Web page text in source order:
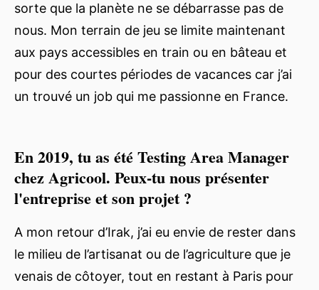
sorte que la planète ne se débarrasse pas de
nous. Mon terrain de jeu se limite maintenant
aux pays accessibles en train ou en bâteau et
pour des courtes périodes de vacances car j’ai
un trouvé un job qui me passionne en France.
En 2019, tu as été Testing Area Manager
chez Agricool. Peux-tu nous présenter
l'entreprise et son projet ?
A mon retour d’Irak, j’ai eu envie de rester dans
le milieu de l’artisanat ou de l’agriculture que je
venais de côtoyer, tout en restant à Paris pour